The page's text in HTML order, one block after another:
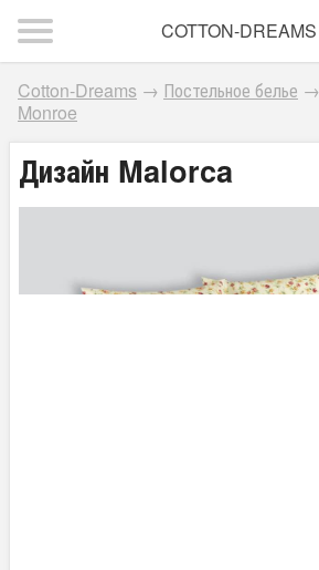
COTTON-DREAMS
Cotton-Dreams → Постельное белье →
Monroe
Дизайн Malorca